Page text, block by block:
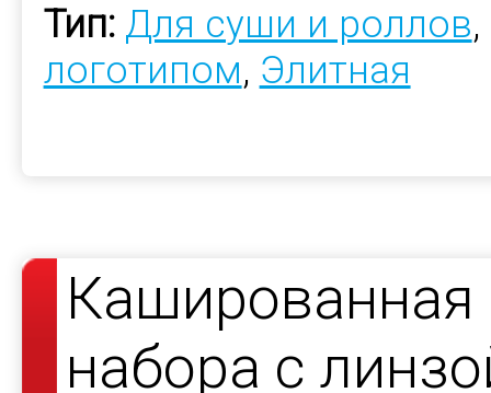
Тип: Для суши и роллов,
логотипом, Элитная
Кашированная
набора с